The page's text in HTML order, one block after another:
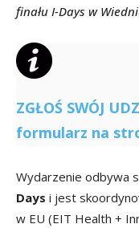
finału I-Days w
ZGŁOŚ SWÓJ
formularz na
Wydarzenie odbywa
Days i jest
w EU (EIT Health +